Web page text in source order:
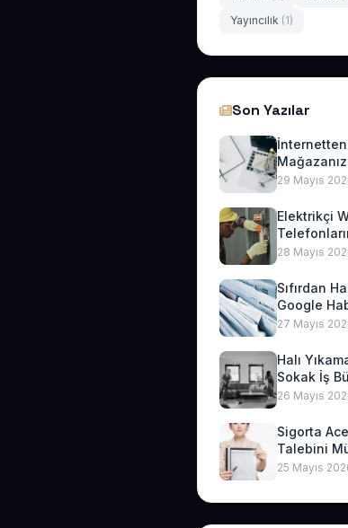
Yayıncılık (1)
Son Yazılar
İnternetten
29 Mayıs
Elektrikçi
28 Mayıs
Sıfırdan
Google
Geliri
27 Mayıs
Halı
Sokak İş
26 Mayıs
Sigorta
Talebini
25 Mayıs